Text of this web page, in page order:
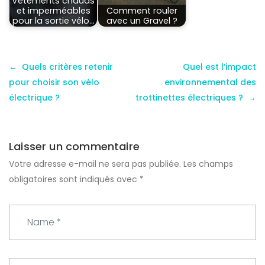
et imperméables
pour la sortie vélo…
Comment rouler
avec un Gravel ?
Quels critères retenir
pour choisir son vélo
électrique ?
Quel est l’impact
environnemental des
trottinettes électriques ?
Laisser un commentaire
Votre adresse e-mail ne sera pas publiée. Les champs
obligatoires sont indiqués avec *
m
e